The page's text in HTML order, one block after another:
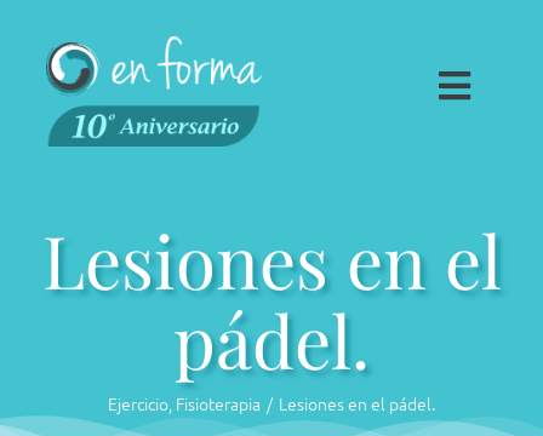
contenido
Traumatología
Espalda en Forma
Lesiones en el
pádel.
Ejercicio Fisioterapia Lesiones en el pádel.